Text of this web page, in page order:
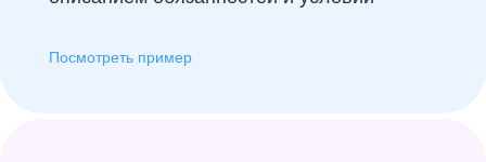
Посмотреть пример